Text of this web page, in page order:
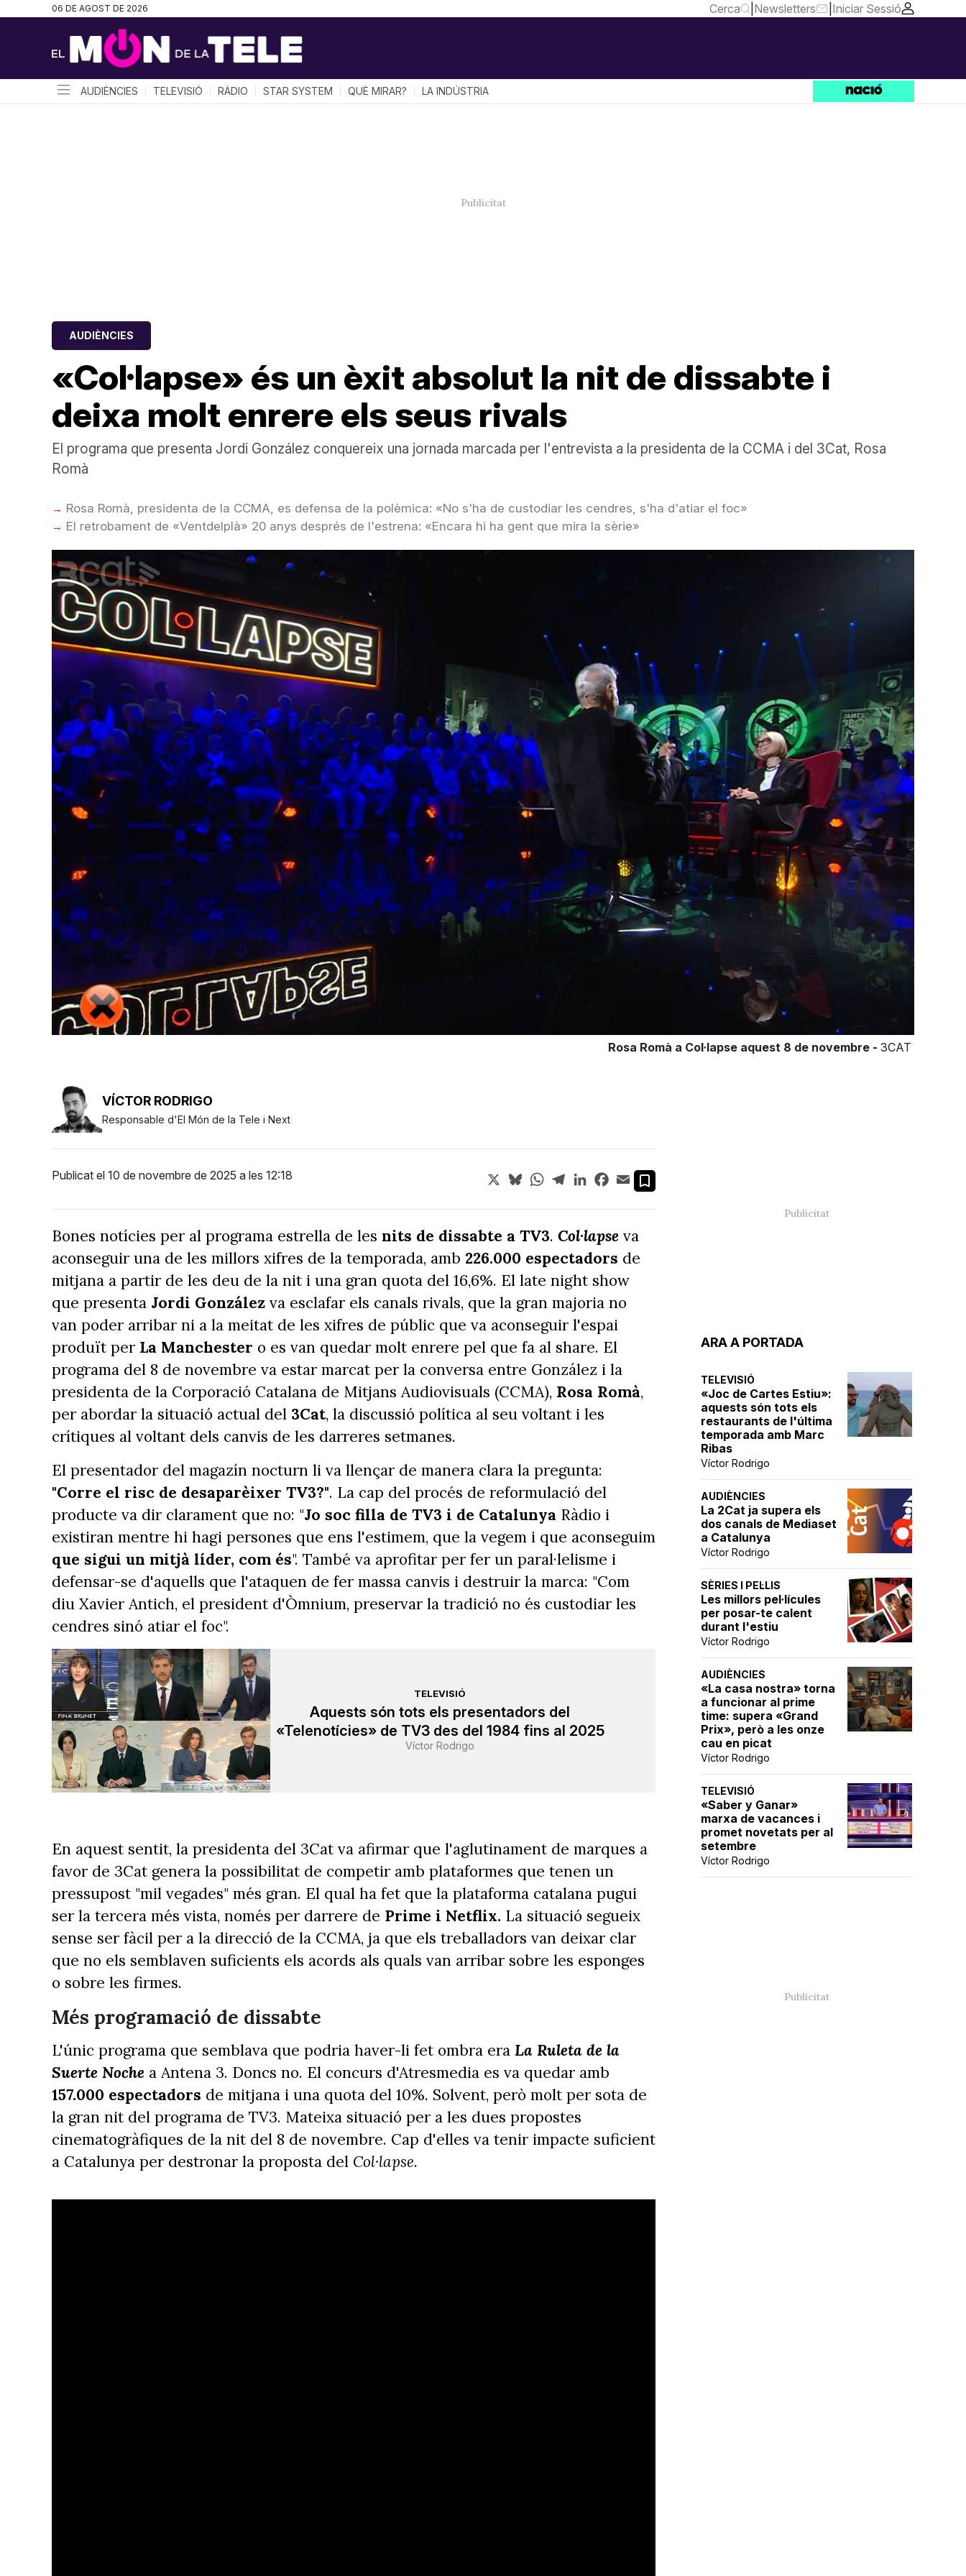
06 DE AGOST DE 2026 Cerca Newsletters Iniciar Sessió
AUDIÈNCIES TELEVISIÓ RÀDIO STAR SYSTEM QUÈ MIRAR? LA INDÚSTRIA
«Col·lapse» és un èxit absolut la nit de dissabte i
deixa molt enrere els seus rivals
AUDIÈNCIES
El programa que presenta Jordi González conquereix una jornada marcada per l'entrevista a la presidenta de la CCMA i del 3Cat, Rosa
Romà
Rosa Romà, presidenta de la CCMA, es defensa de la polèmica: «No s'ha de custodiar les cendres, s'ha d'atiar el foc»
El retrobament de «Ventdelplà» 20 anys després de l'estrena: «Encara hi ha gent que mira la sèrie»
Rosa Romà a Col·lapse aquest 8 de novembre - 3CAT
ARA A PORTADA
TELEVISIÓ
«Joc de Cartes Estiu»:
aquests són tots els
restaurants de l'última
temporada amb Marc
Ribas
Víctor Rodrigo
AUDIÈNCIES
La 2Cat ja supera els
dos canals de Mediaset
a Catalunya
Víctor Rodrigo
SÈRIES I PEL·LIS
Les millors pel·lícules
per posar-te calent
durant l'estiu
Víctor Rodrigo
AUDIÈNCIES
«La casa nostra» torna
a funcionar al prime
time: supera «Grand
Prix», però a les onze
cau en picat
Víctor Rodrigo
TELEVISIÓ
«Saber y Ganar»
marxa de vacances i
promet novetats per al
setembre
Víctor Rodrigo
VÍCTOR RODRIGO
Responsable d'El Món de la Tele i Next
Publicat el 10 de novembre de 2025 a les 12:18 X BlueskyWhatsApp
TelegramLinkedInFacebook
Email
Bones notícies per al programa estrella de les nits de dissabte a TV3. Col·lapse va
aconseguir una de les millors xifres de la temporada, amb 226.000 espectadors de
mitjana a partir de les deu de la nit i una gran quota del 16,6%. El late night show
que presenta Jordi González va esclafar els canals rivals, que la gran majoria no
van poder arribar ni a la meitat de les xifres de públic que va aconseguir l'espai
produït per La Manchester o es van quedar molt enrere pel que fa al share. El
programa del 8 de novembre va estar marcat per la conversa entre González i la
presidenta de la Corporació Catalana de Mitjans Audiovisuals (CCMA), Rosa Romà,
per abordar la situació actual del 3Cat, la discussió política al seu voltant i les
crítiques al voltant dels canvis de les darreres setmanes.
El presentador del magazín nocturn li va llençar de manera clara la pregunta:
"Corre el risc de desaparèixer TV3?". La cap del procés de reformulació del
producte va dir clarament que no: "Jo soc filla de TV3 i de Catalunya Ràdio i
existiran mentre hi hagi persones que ens l'estimem, que la vegem i que aconseguim
que sigui un mitjà líder, com és". També va aprofitar per fer un paral·lelisme i
defensar-se d'aquells que l'ataquen de fer massa canvis i destruir la marca: "Com
diu Xavier Antich, el president d'Òmnium, preservar la tradició no és custodiar les
cendres sinó atiar el foc".
TELEVISIÓ
Aquests són tots els presentadors del
«Telenotícies» de TV3 des del 1984 fins al 2025
Víctor Rodrigo
En aquest sentit, la presidenta del 3Cat va afirmar que l'aglutinament de marques a
favor de 3Cat genera la possibilitat de competir amb plataformes que tenen un
pressupost "mil vegades" més gran. El qual ha fet que la plataforma catalana pugui
ser la tercera més vista, només per darrere de Prime i Netflix. La situació segueix
sense ser fàcil per a la direcció de la CCMA, ja que els treballadors van deixar clar
que no els semblaven suficients els acords als quals van arribar sobre les esponges
o sobre les firmes.
Més programació de dissabte
L'únic programa que semblava que podria haver-li fet ombra era La Ruleta de la
Suerte Noche a Antena 3. Doncs no. El concurs d'Atresmedia es va quedar amb
157.000 espectadors de mitjana i una quota del 10%. Solvent, però molt per sota de
la gran nit del programa de TV3. Mateixa situació per a les dues propostes
cinematogràfiques de la nit del 8 de novembre. Cap d'elles va tenir impacte suficient
a Catalunya per destronar la proposta del Col·lapse.